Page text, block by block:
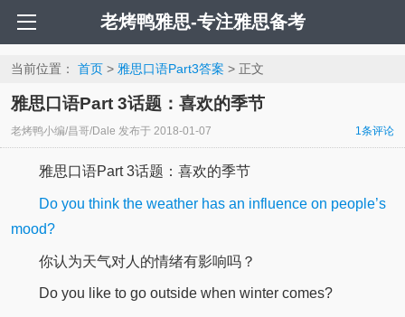
老烤鸭雅思-专注雅思备考
当前位置： 首页> 雅思口语Part3答案 > 正文
雅思口语Part 3话题：喜欢的季节
老烤鸭小编/昌哥/Dale 发布于 2018-01-07 1条评论
雅思口语Part 3话题：喜欢的季节
Do you think the weather has an influence on people’s
mood?
你认为天气对人的情绪有影响吗？
Do you like to go outside when winter comes?